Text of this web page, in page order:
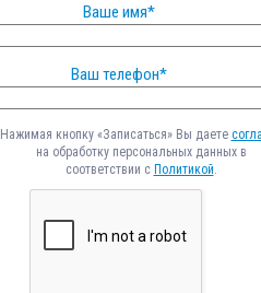
Ваше имя*
Ваш телефон*
Нажимая кнопку «Записаться» Вы даете
на обработку персональных данных в
соответствии с Политикой